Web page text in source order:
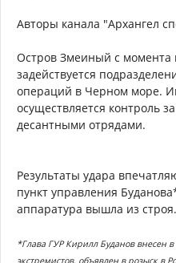
Авторы канала "Архангел
Остров Змеиный с момента
задействуется
операций в Черном море.
осуществляется контроль
десантными отрядами.
Результаты удара
пункт управления
аппаратура вышла из строя.
*Глава ГУР Кирилл Буданов внесен
экстремистов, объявлен в розыск в